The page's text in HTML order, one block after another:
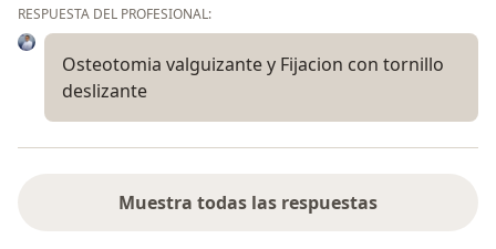
RESPUESTA DEL PROFESIONAL:
Osteotomia valguizante y Fijacion con tornillo
deslizante
Muestra todas las respuestas